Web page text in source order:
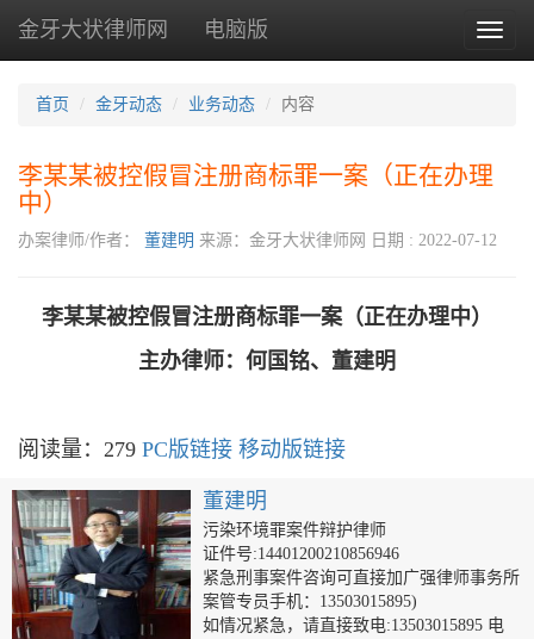
Toggle
金牙大状律师网 电脑版
首页 金牙动态 业务动态 内容
李某某被控假冒注册商标罪一案（正在办理
中）
办案律师/作者： 董建明 来源：金牙大状律师网 日期 : 2022-07-12
李某某被控假冒注册商标罪一案（正在办理中）
主办律师：何国铭、董建明
阅读量：279 PC版链接 移动版链接
董建明
污染环境罪案件辩护律师
证件号:14401200210856946
紧急刑事案件咨询可直接加广强律师事务所
案管专员手机：13503015895)
如情况紧急，请直接致电:13503015895 电